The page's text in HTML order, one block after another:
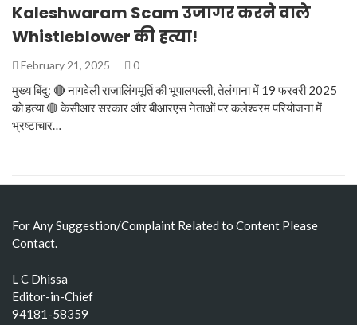
Kaleshwaram Scam उजागर करने वाले
Whistleblower की हत्या!
February 21, 2025 0
मुख्य बिंदु: 🔴 नागवेली राजालिंगमूर्ति की भूपालपल्ली, तेलंगाना में 19 फरवरी 2025
को हत्या 🔴 केसीआर सरकार और बीआरएस नेताओं पर कलेश्वरम परियोजना में
भ्रष्टाचार…
For Any Suggestion/Complaint Related to Content Please
Contact.
L C Dhissa
Editor-in-Chief
94181-58359